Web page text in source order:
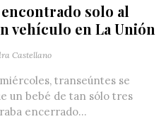
solo al
vehículo en La Unión
Castellano
transeúntes se
un bebé de tan sólo tres
encerrado...